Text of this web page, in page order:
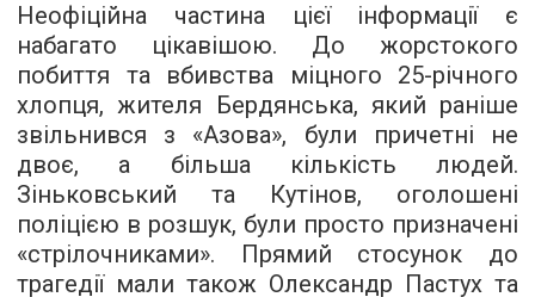
Неофіційна частина цієї інформації є
набагато цікавішою. До жорстокого
побиття та вбивства міцного 25-річного
хлопця, жителя Бердянська, який раніше
звільнився з «Азова», були причетні не
двоє, а більша кількість людей.
Зіньковський та Кутінов, оголошені
поліцією в розшук, були просто призначені
«стрілочниками». Прямий стосунок до
трагедії мали також Олександр Пастух та